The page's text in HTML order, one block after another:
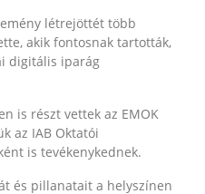
létrejöttét több
akik fontosnak tartották,
digitális iparág
is részt vettek az EMOK
az IAB Oktatói
is tevékenykednek.
és pillanatait a helyszínen